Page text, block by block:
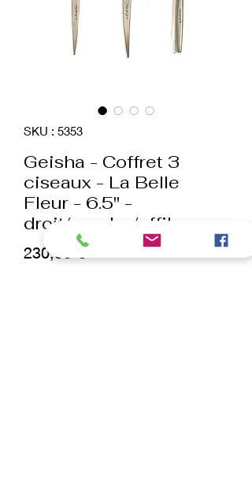
SKU : 5353
Geisha - Coffret 3
ciseaux - La Belle
Fleur - 6.5" -
droit/courbe/effileur
230,00 €Prix